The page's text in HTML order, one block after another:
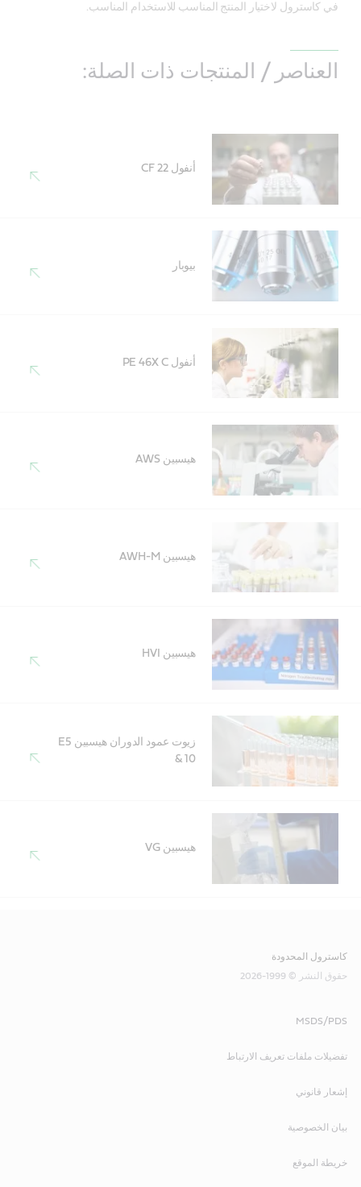
في كاسترول لاختيار المنتج المناسب للاستخدام المناسب.
العناصر / المنتجات ذات الصلة:
أنفول CF 22
بيوبار
أنفول PE 46X C
هيسبين AWS
هيسبين AWH-M
هيسبين HVI
زيوت عمود الدوران هيسبين E5
& 10
هيسبين VG
كاسترول المحدودة
حقوق النشر © 1999-2026
MSDS/PDS
تفضيلات ملفات تعريف الارتباط
إشعار قانوني
بيان الخصوصية
خريطة الموقع